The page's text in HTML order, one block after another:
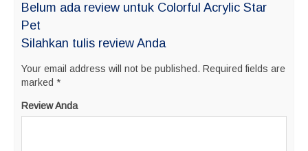
Belum ada review untuk Colorful Acrylic Star
Pet
Silahkan tulis review Anda
Your email address will not be published. Required fields are
marked *
Review Anda